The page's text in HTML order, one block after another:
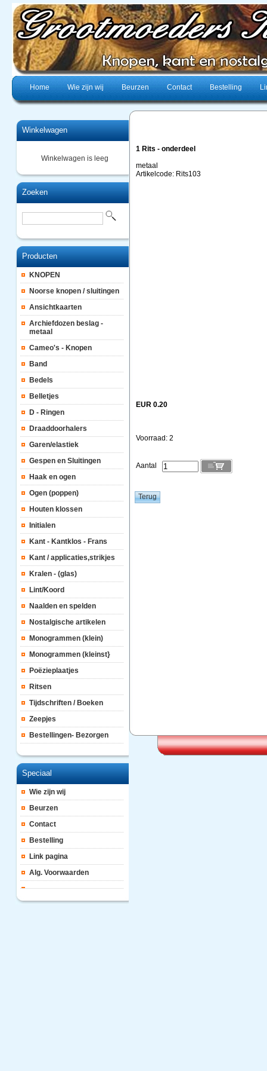
Home Wie zijn wij Beurzen Contact Bestelling
Winkelwagen
Winkelwagen is leeg
Zoeken
Producten
KNOPEN
Noorse knopen / sluitingen
Ansichtkaarten
Archiefdozen beslag -
metaal
Cameo's - Knopen
Band
Bedels
Belletjes
D - Ringen
Draaddoorhalers
Garen/elastiek
Gespen en Sluitingen
Haak en ogen
Ogen (poppen)
Houten klossen
Initialen
Kant - Kantklos - Frans
Kant / applicaties,strikjes
Kralen - (glas)
Lint/Koord
Naalden en spelden
Nostalgische artikelen
Monogrammen (klein)
Monogrammen (kleinst}
Poëzieplaatjes
Ritsen
Tijdschriften / Boeken
Zeepjes
Bestellingen- Bezorgen
Speciaal
Wie zijn wij
Beurzen
Contact
Bestelling
Link pagina
Alg. Voorwaarden
1 Rits - onderdeel
metaal
Artikelcode: Rits103
EUR 0.20
Voorraad: 2
Aantal